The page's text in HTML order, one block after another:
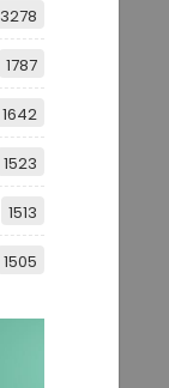
3278
1787
1642
1523
1513
1505